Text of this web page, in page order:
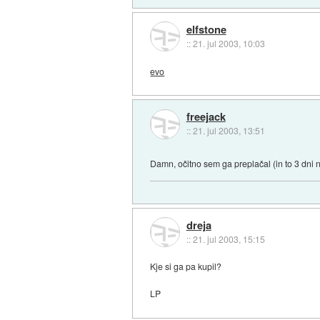
elfstone
::21. jul 2003, 10:03
evo
freejack
::21. jul 2003, 13:51
Damn, očitno sem ga preplačal (in to 3 dni
dreja
::21. jul 2003, 15:15
Kje si ga pa kupil?
LP